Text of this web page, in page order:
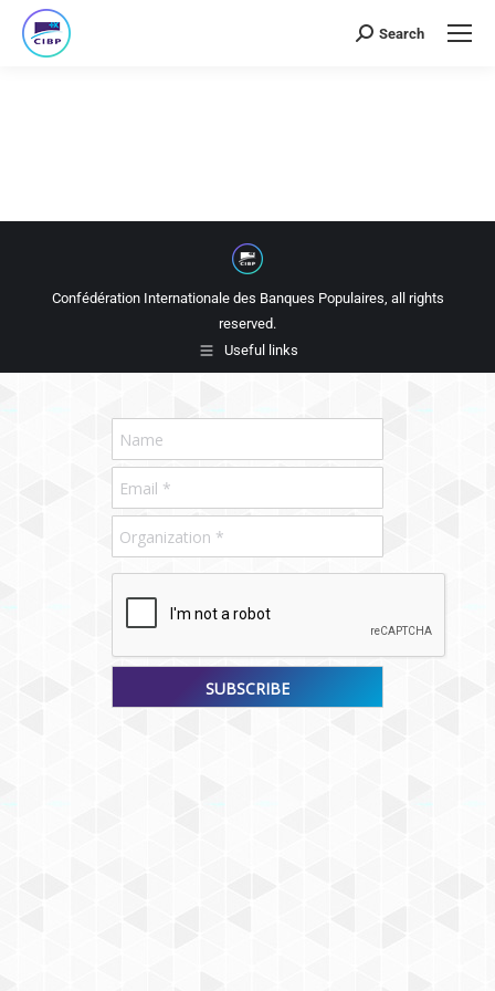
Search
Confédération Internationale des Banques Populaires, all rights
reserved.
Useful links